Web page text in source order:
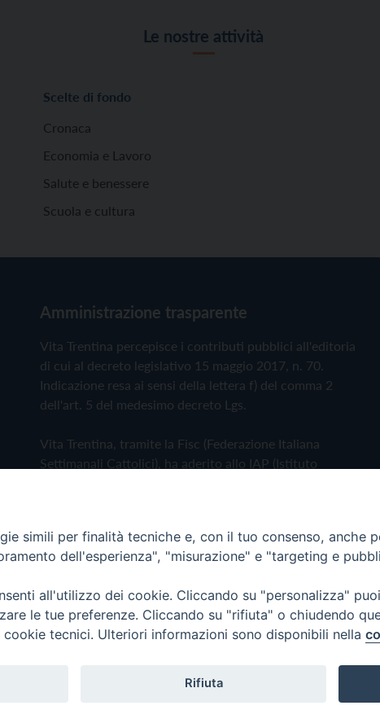
Le nostre attività
Scelte di fondo
Cronaca
Economia e Lavoro
Salute e benessere
Scuola e cultura
Amministrazione trasparente
Vita Trentina percepisce i contributi pubblici all'editoria
di cui al decreto legislativo 15 maggio 2017, n. 70.
Indicazione resa ai sensi della lettera f) del comma 2
dell'art. 5 del medesimo decreto Lgs.
Vita Trentina, tramite la Fisc (Federazione Italiana
Settimanali Cattolici), ha aderito allo IAP (Istituto
Privacy Policy Cookie Policy
Trentina Editrice
simili per finalità tecniche e, con il tuo consenso, anche
dell'esperienza", "misurazione" e "targeting e
all'utilizzo dei cookie. Cliccando su "personalizza"
le tue preferenze. Cliccando su "rifiuta" o chiudendo
tecnici. Ulteriori informazioni sono disponibili nella
Rifiuta